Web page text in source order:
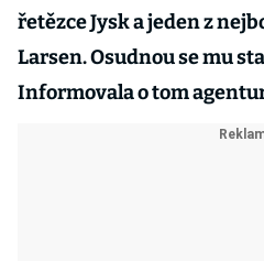
řetězce Jysk a jeden z
Larsen. Osudnou se mu
Informovala o tom